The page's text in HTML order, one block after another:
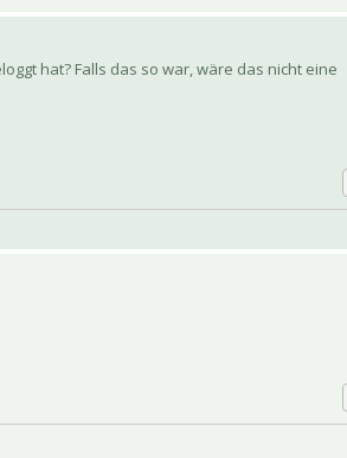
hat? Falls das so war, wäre das nicht eine